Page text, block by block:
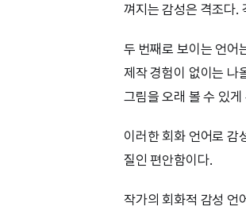
껴지는 감성은 격조다.
두 번째로 보이는 언어
제작 경험이 없이는 나
그림을 오래 볼 수 있게
이러한 회화 언어로 감
질인 편안함이다.
작가의 회화적 감성 언